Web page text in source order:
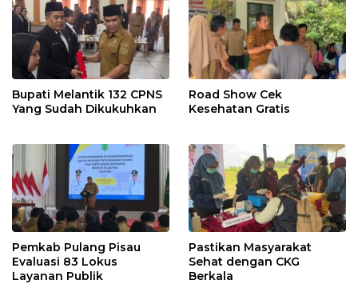
Bupati Melantik 132 CPNS
Yang Sudah Dikukuhkan
Road Show Cek
Kesehatan Gratis
Pemkab Pulang Pisau
Evaluasi 83 Lokus
Layanan Publik
Pastikan Masyarakat
Sehat dengan CKG
Berkala